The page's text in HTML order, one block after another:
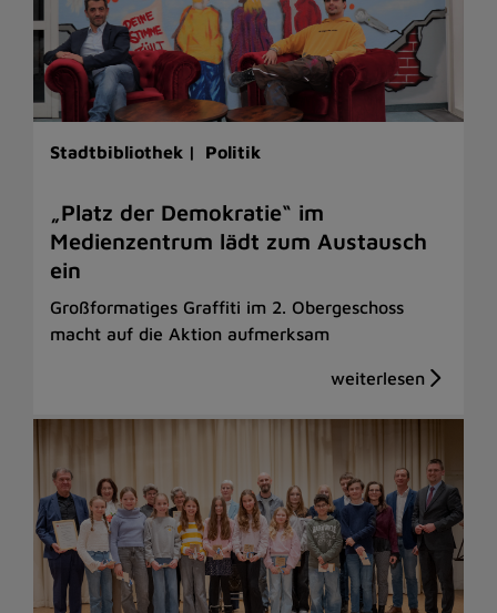
Stadtbibliothek | Politik
„Platz der Demokratie“ im
Medienzentrum lädt zum Austausch
ein
Großformatiges Graffiti im 2. Obergeschoss
macht auf die Aktion aufmerksam